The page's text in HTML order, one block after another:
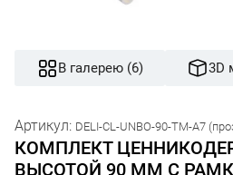
В галерею (6) 3D
Артикул: DELI-CL-UNBO-90-TM-A7
КОМПЛЕКТ
ВЫСОТОЙ 90 ММ С